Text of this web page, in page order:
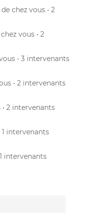
de chez vous • 2
vous • 2
• 3 intervenants
• 2 intervenants
• 2 intervenants
1 intervenants
intervenants